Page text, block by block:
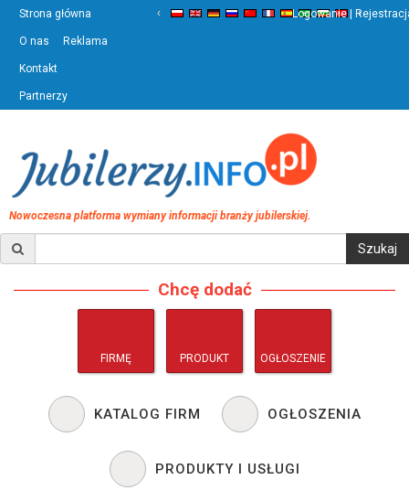
Strona główna
O nas Reklama
Kontakt
Partnerzy
‹ ›
Logowanie |
Nowoczesna platforma wymiany informacji branży jubilerskiej.
Chcę dodać
FIRMĘ PRODUKT OGŁOSZENIE
KATALOG FIRM OGŁOSZENIA
PRODUKTY I USŁUGI